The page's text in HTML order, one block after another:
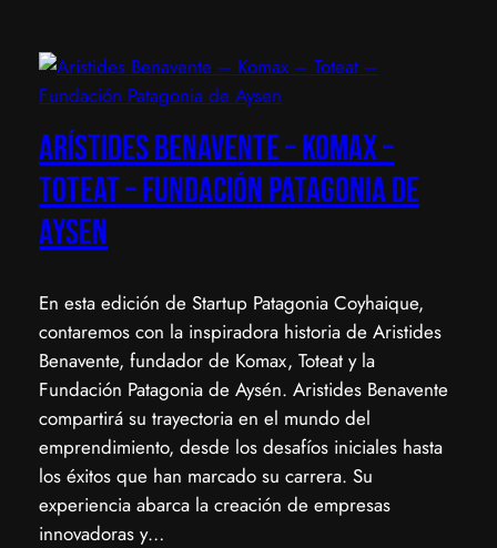
Arístides Benavente – Komax –
Toteat – Fundación Patagonia de
Aysen
​En esta edición de Startup Patagonia Coyhaique,
contaremos con la inspiradora historia de Aristides
Benavente, fundador de Komax, Toteat y la
Fundación Patagonia de Aysén. ​Aristides Benavente
compartirá su trayectoria en el mundo del
emprendimiento, desde los desafíos iniciales hasta
los éxitos que han marcado su carrera. Su
experiencia abarca la creación de empresas
innovadoras y…